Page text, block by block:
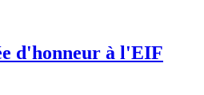
d'honneur à l'EIF